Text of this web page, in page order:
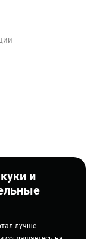
и
лучше.